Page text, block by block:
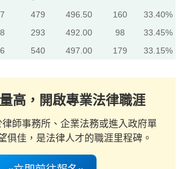
479 496.50 160
33.40%
293 492.00 98
33.45%
540 497.00 179 33.15%
高，開啟專業法律職涯
師事務所、企業法務或進入政府單
俱佳，是法律人才的職涯里程碑。